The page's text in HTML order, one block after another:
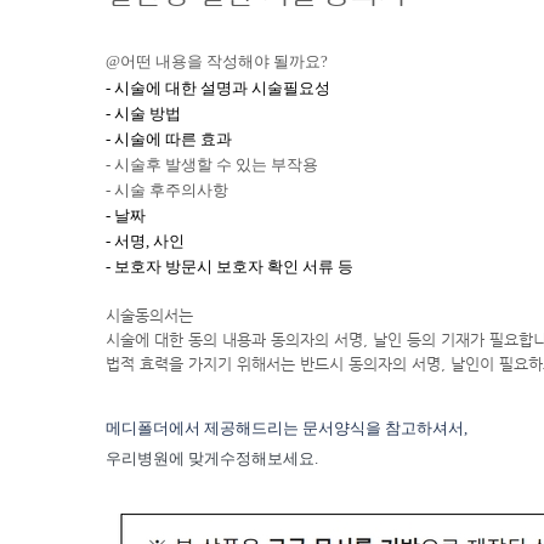
@어떤 내용을 작성해야 될까요?
- 시술에 대한 설명과 시술필요성
- 시술 방법
- 시술에 따른 효과
- 시술후 발생할 수 있는 부작용
- 시술 후주의사항
- 날짜
- 서명, 사인
- 보호자 방문시 보호자 확인 서류 등
시술동의서는
시술에 대한 동의 내용과 동의자의 서명, 날인 등의 기재가 필요합
법적 효력을 가지기 위해서는 반드시 동의자의 서명, 날인이 필요하
메디폴더에서 제공해드리는 문서양식을 참고하셔서,
우리병원에 맞게수정해보세요.